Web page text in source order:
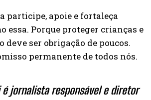
participe, apoie e fortaleça
essa. Porque proteger crianças e
deve ser obrigação de poucos.
permanente de todos nós.
é jornalista responsável e diretor